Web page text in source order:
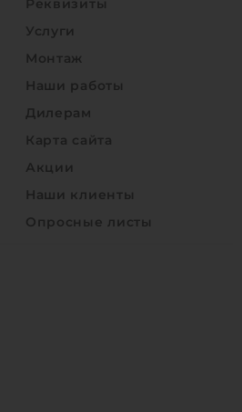
Реквизиты
Услуги
Монтаж
Наши работы
Дилерам
Карта сайта
Акции
Наши клиенты
Опросные листы